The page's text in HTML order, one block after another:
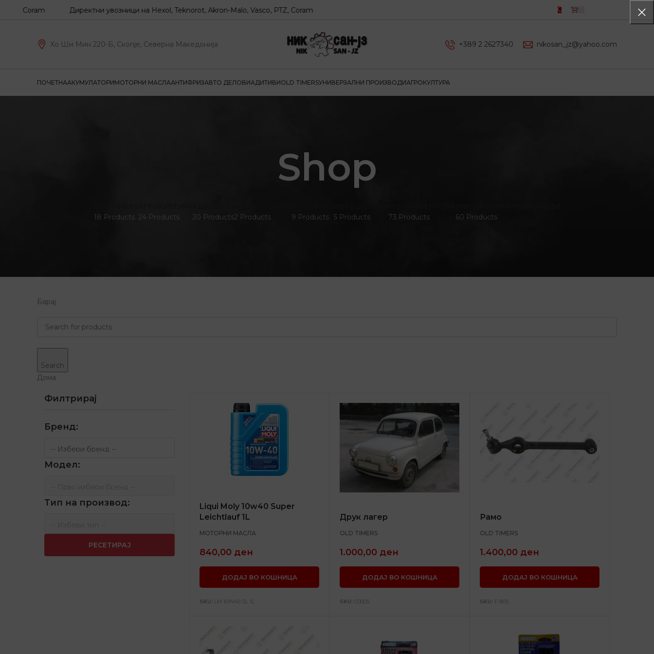
Директни увозници на Hexol, Teknorot, Akron-Malo, Vasco, PTZ, Coram
Хо Ши Мин 220-Б, Скопје, Северна Македонија +389 2 2627340 nikosan_jz@yahoo.com
ПОЧЕТНААКУМУЛАТОРИМОТОРНИ МАСЛААНТИФРИЗАВТО ДЕЛОВИАДИТИВИOLD TIMERSУНИВЕРЗАЛНИ ПРОИЗВОДИАГРОКУЛТУРА
Shop
18 Products 24 Products
20 Products2 Products
9 Products 5 Products
73 Products
60 Products
Барај
Search
Дома
Филтрирај
Бренд:
Модел:
Тип на производ:
РЕСЕТИРАЈ
Liqui Moly 10w40 Super
Leichtlauf 1L
МОТОРНИ МАСЛА
840,00 ден
ДОДАЈ ВО КОШНИЦА
SKU: LM 10W40 SL 1L
Друк лагер
OLD TIMERS
1.000,00 ден
ДОДАЈ ВО КОШНИЦА
SKU: C0005
Рамо
OLD TIMERS
1.400,00 ден
ДОДАЈ ВО КОШНИЦА
SKU: F-805